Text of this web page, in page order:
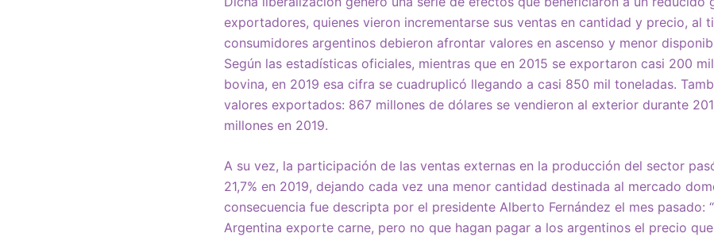
exportadores, quienes vieron incrementarse sus ventas en cantidad y precio, al
consumidores argentinos debieron afrontar valores en ascenso y menor
Según las estadísticas oficiales, mientras que en 2015 se exportaron casi 200
bovina, en 2019 esa cifra se cuadruplicó llegando a casi 850 mil toneladas.
valores exportados: 867 millones de dólares se vendieron al exterior durante
millones en 2019.
A su vez, la participación de las ventas externas en la producción del sector
21,7% en 2019, dejando cada vez una menor cantidad destinada al mercado
consecuencia fue descripta por el presidente Alberto Fernández el mes pasado:
Argentina exporte carne, pero no que hagan pagar a los argentinos el precio